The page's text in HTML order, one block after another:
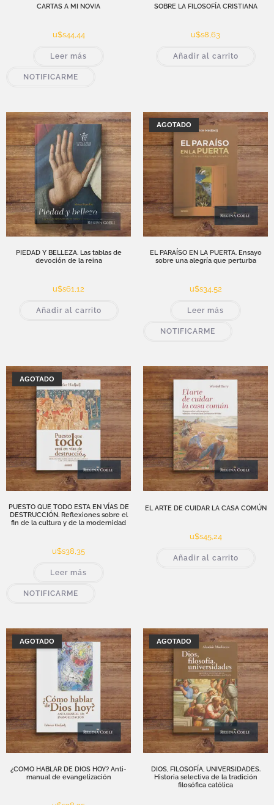
CARTAS A MI NOVIA
u$s44,44
Leer más
NOTIFICARME
SOBRE LA FILOSOFÍA CRISTIANA
u$s8,63
Añadir al carrito
PIEDAD Y BELLEZA. Las tablas de
devoción de la reina
u$s61,12
Añadir al carrito
AGOTADO
EL PARAÍSO EN LA PUERTA. Ensayo
sobre una alegría que perturba
u$s34,52
Leer más
NOTIFICARME
AGOTADO
PUESTO QUE TODO ESTA EN VÍAS DE
DESTRUCCIÓN. Reflexiones sobre el
fin de la cultura y de la modernidad
u$s38,35
Leer más
NOTIFICARME
EL ARTE DE CUIDAR LA CASA COMÚN
u$s45,24
Añadir al carrito
AGOTADO
¿COMO HABLAR DE DIOS HOY? Anti-
manual de evangelización
AGOTADO
DIOS, FILOSOFÍA, UNIVERSIDADES.
Historia selectiva de la tradición
filosófica católica